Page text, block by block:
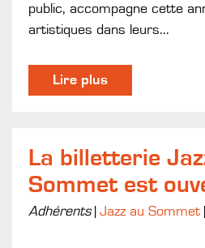
public, accompagne cette
artistiques dans leurs...
Lire plus
La billetterie
Sommet est
Adhérents Jazz au Sommet